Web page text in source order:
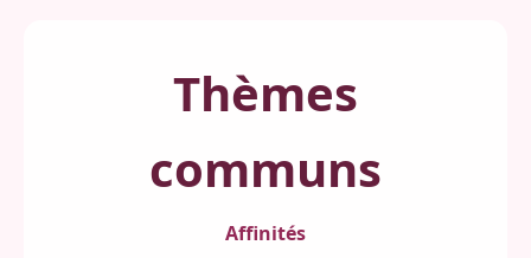
Thèmes
communs
Affinités